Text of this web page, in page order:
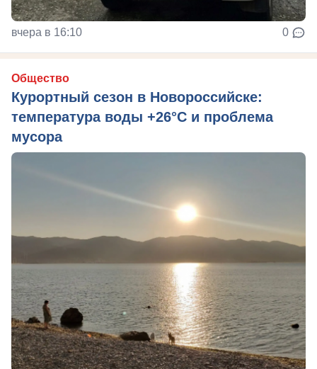
вчера в 16:10 0
Общество
Курортный сезон в Новороссийске:
температура воды +26°C и проблема
мусора